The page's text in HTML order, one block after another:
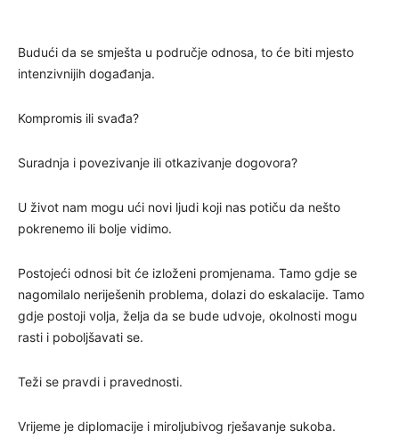
Budući da se smješta u područje odnosa, to će biti mjesto
intenzivnijih događanja.
Kompromis ili svađa?
Suradnja i povezivanje ili otkazivanje dogovora?
U život nam mogu ući novi ljudi koji nas potiču da nešto
pokrenemo ili bolje vidimo.
Postojeći odnosi bit će izloženi promjenama. Tamo gdje se
nagomilalo neriješenih problema, dolazi do eskalacije. Tamo
gdje postoji volja, želja da se bude udvoje, okolnosti mogu
rasti i poboljšavati se.
Teži se pravdi i pravednosti.
Vrijeme je diplomacije i miroljubivog rješavanje sukoba.